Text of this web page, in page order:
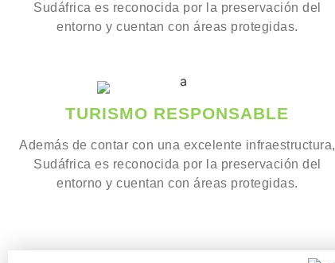
Sudáfrica es reconocida por la preservación del
entorno y cuentan con áreas protegidas.
TURISMO RESPONSABLE
Además de contar con una excelente infraestructura,
Sudáfrica es reconocida por la preservación del
entorno y cuentan con áreas protegidas.